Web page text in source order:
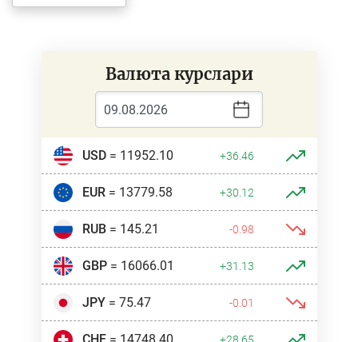
Валюта курслари
USD= 11952.10 +36.46
EUR= 13779.58 +30.12
RUB= 145.21 -0.98
GBP= 16066.01 +31.13
JPY= 75.47 -0.01